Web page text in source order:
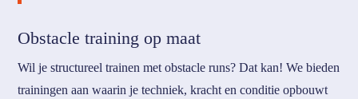
Obstacle training op maat
Wil je structureel trainen met obstacle runs? Dat kan! We bieden
trainingen aan waarin je techniek, kracht en conditie opbouwt